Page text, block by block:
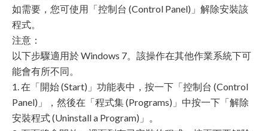
如需要，您可使用「控制台 (Control Panel)」解除安裝該
程式。
注意：
以下步驟適用於 Windows 7。該操作在其他作業系統下可
能會有所不同。
1. 在「開始 (Start)」功能表中，按一下「控制台 (Control
Panel)」，然後在「程式集 (Programs)」中按一下「解除
安裝程式 (Uninstall a Program)」。